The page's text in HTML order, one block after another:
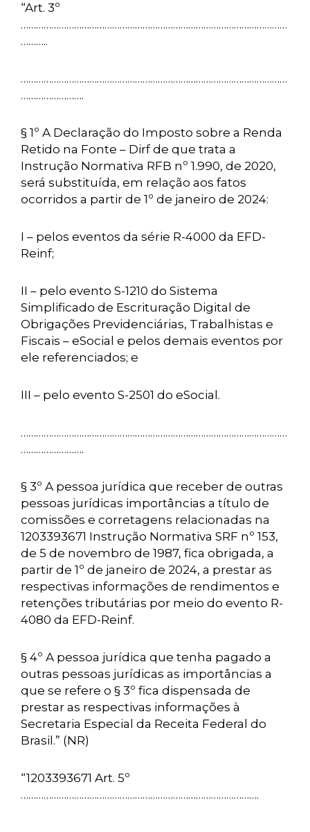
“Art. 3º
……………………………………………………………………………………………
………..
……………………………………………………………………………………………
…………………….
§ 1º A Declaração do Imposto sobre a Renda
Retido na Fonte – Dirf de que trata a
Instrução Normativa RFB nº 1.990, de 2020,
será substituída, em relação aos fatos
ocorridos a partir de 1º de janeiro de 2024:
I – pelos eventos da série R-4000 da EFD-
Reinf;
II – pelo evento S-1210 do Sistema
Simplificado de Escrituração Digital de
Obrigações Previdenciárias, Trabalhistas e
Fiscais – eSocial e pelos demais eventos por
ele referenciados; e
III – pelo evento S-2501 do eSocial.
……………………………………………………………………………………………
…………………….
§ 3º A pessoa jurídica que receber de outras
pessoas jurídicas importâncias a título de
comissões e corretagens relacionadas na
1203393671 Instrução Normativa SRF nº 153,
de 5 de novembro de 1987, fica obrigada, a
partir de 1º de janeiro de 2024, a prestar as
respectivas informações de rendimentos e
retenções tributárias por meio do evento R-
4080 da EFD-Reinf.
§ 4º A pessoa jurídica que tenha pagado a
outras pessoas jurídicas as importâncias a
que se refere o § 3º fica dispensada de
prestar as respectivas informações à
Secretaria Especial da Receita Federal do
Brasil.” (NR)
“1203393671 Art. 5º
………………………………………………………………………………….